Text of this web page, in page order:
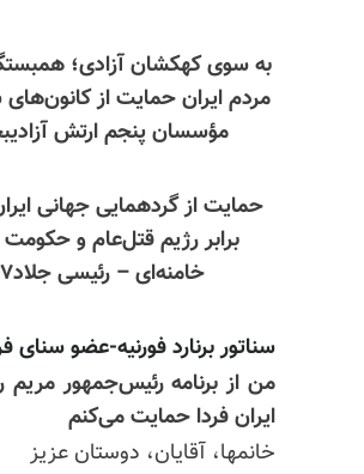
به سوی کهکشان آزادی؛
مردم ایران حمایت از
مؤسسان پنجم ارتش
حمایت از گردهمایی جهانی
برابر رژیم قتل‌عام و حکومت
خامنه‌ای – رئیسی جلاد
سناتور برنارد فورنیه-عضو سنای
من از برنامه رئیس‌جمهور مریم
ایران فردا حمایت می‌کنم
خانمها، آقایان، دوستان عزیز